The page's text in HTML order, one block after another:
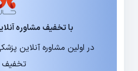
با تخفیف مشاوره
تخفیف